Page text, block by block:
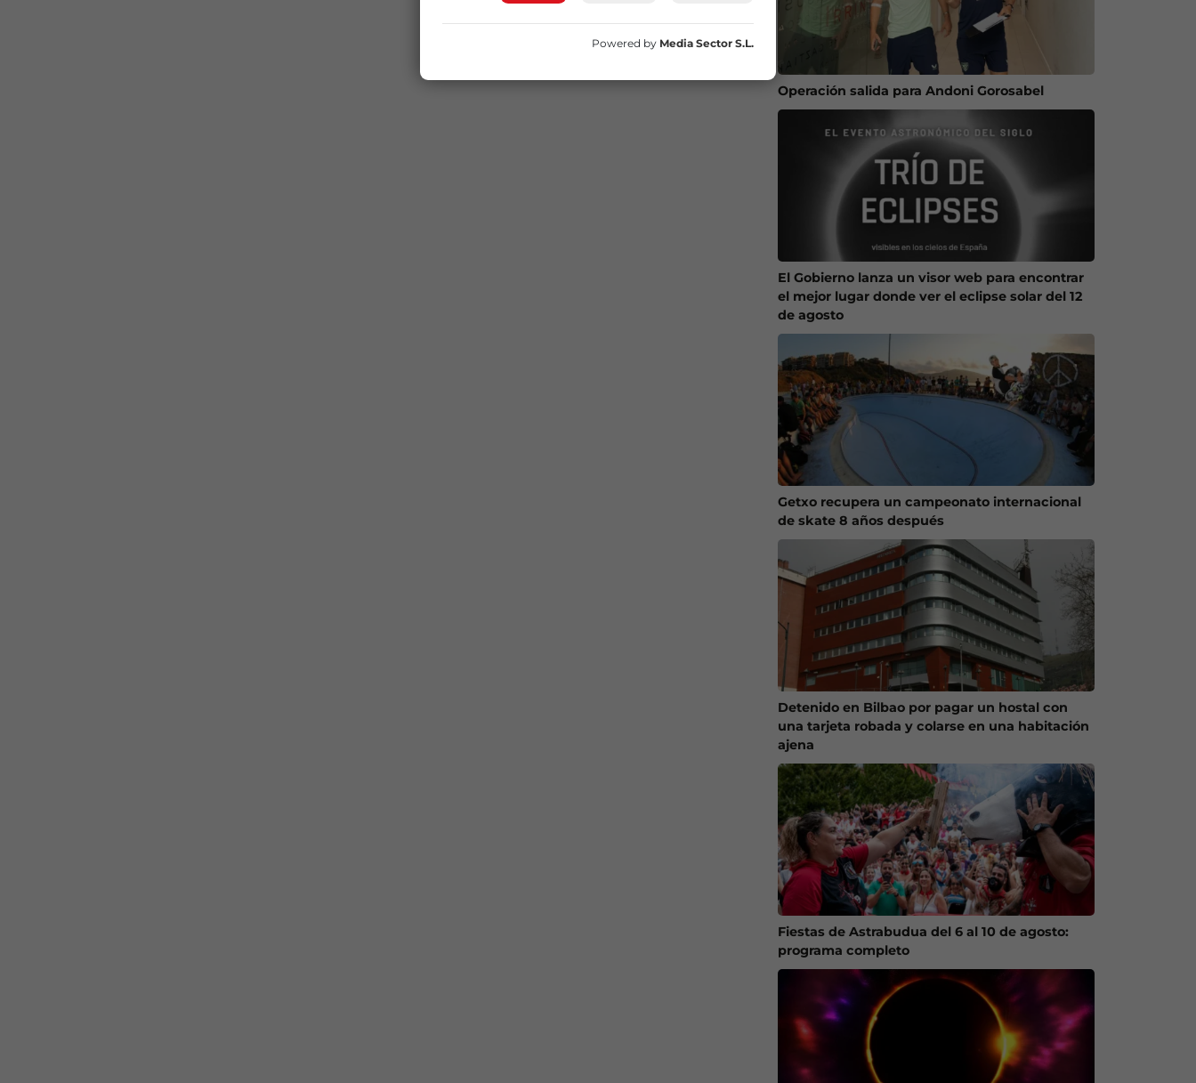
Operación salida para Andoni Gorosabel
El Gobierno lanza un visor web para encontrar
el mejor lugar donde ver el eclipse solar del 12
de agosto
Getxo recupera un campeonato internacional
de skate 8 años después
Detenido en Bilbao por pagar un hostal con
una tarjeta robada y colarse en una habitación
ajena
Fiestas de Astrabudua del 6 al 10 de agosto:
programa completo
Powered by Media Sector S.L.